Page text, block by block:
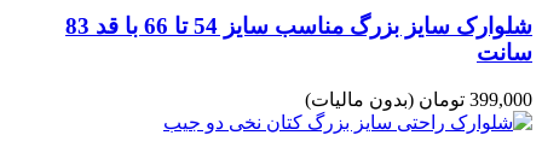
شلوارک سایز بزرگ مناسب سایز 54 تا 66 با قد 83
سانت
399,000 تومان (بدون مالیات)